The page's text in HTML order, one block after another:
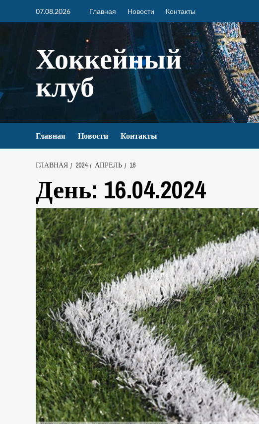
07.08.2026 Главная Новости Контакты
Хоккейный
клуб
Главная Новости Контакты
ГЛАВНАЯ 2024 АПРЕЛЬ 16
День: 16.04.2024